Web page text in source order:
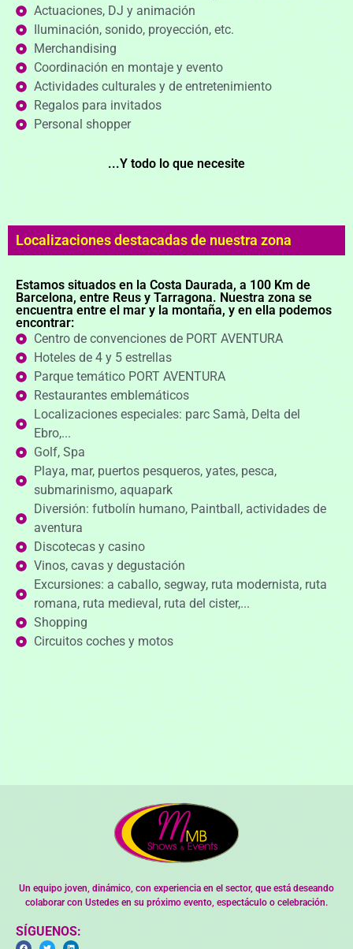
Actuaciones, DJ y animación
Iluminación, sonido, proyección, etc.
Merchandising
Coordinación en montaje y evento
Actividades culturales y de entretenimiento
Regalos para invitados
Personal shopper
...Y todo lo que necesite
Localizaciones destacadas de nuestra zona
Estamos situados en la Costa Daurada, a 100 Km de
Barcelona, entre Reus y Tarragona. Nuestra zona se
encuentra entre el mar y la montaña, y en ella podemos
encontrar:
Centro de convenciones de PORT AVENTURA
Hoteles de 4 y 5 estrellas
Parque temático PORT AVENTURA
Restaurantes emblemáticos
Localizaciones especiales: parc Samà, Delta del
Ebro,...
Golf, Spa
Playa, mar, puertos pesqueros, yates, pesca,
submarinismo, aquapark
Diversión: futbolín humano, Paintball, actividades de
aventura
Discotecas y casino
Vinos, cavas y degustación
Excursiones: a caballo, segway, ruta modernista, ruta
romana, ruta medieval, ruta del cister,...
Shopping
Circuitos coches y motos
Un equipo joven, dinámico, con experiencia en el sector, que está deseando
colaborar con Ustedes en su próximo evento, espectáculo o celebración.
SÍGUENOS: